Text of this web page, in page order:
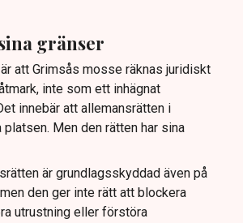
gränser
att Grimsås mosse räknas juridiskt
inte som ett inhägnat
innebär att allemansrätten i
platsen. Men den rätten har sina
är grundlagsskyddad även på
den ger inte rätt att blockera
utrustning eller förstöra